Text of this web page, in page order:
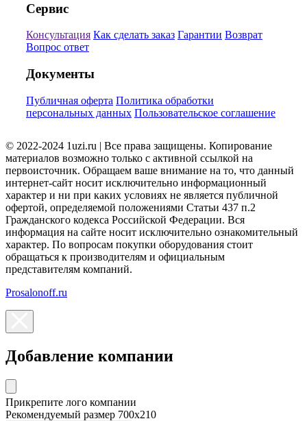
Сервис
Консультация Как сделать заказ Гарантии Возврат
Вопрос ответ
Документы
Публичная оферта Политика обработки
персональных данных Пользовательское соглашение
© 2022-2024 1uzi.ru | Все права защищены. Копирование
материалов возможно только с активной ссылкой на
первоисточник. Обращаем ваше внимание на то, что данный
интернет-сайт носит исключительно информационный
характер и ни при каких условиях не является публичной
офертой, определяемой положениями Статьи 437 п.2
Гражданского кодекса Российской Федерации. Вся
информация на сайте носит исключительно ознакомительный
характер. По вопросам покупки оборудования стоит
обращаться к производителям и официальным
представителям компаний.
Prosalonoff.ru
Добавление компании
Прикрепите лого компании
Рекомендуемый размер 700х210